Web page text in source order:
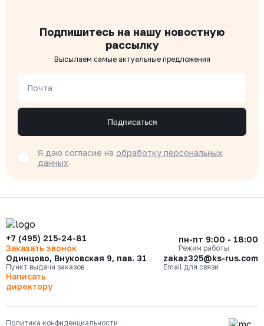
Подпишитесь на нашу новостную
рассылку
Высылаем самые актуальные предложения
Почта
Подписаться
Я даю согласие на обработку персональных
данных
+7 (495) 215-24-81
Заказать звонок
пн-пт 9:00 - 18:00
Режим работы
Одинцово, Внуковская 9, пав. 31
Пункт выдачи заказов
zakaz325@ks-rus.com
Email для связи
Написать
директору
Политика конфиденциальности